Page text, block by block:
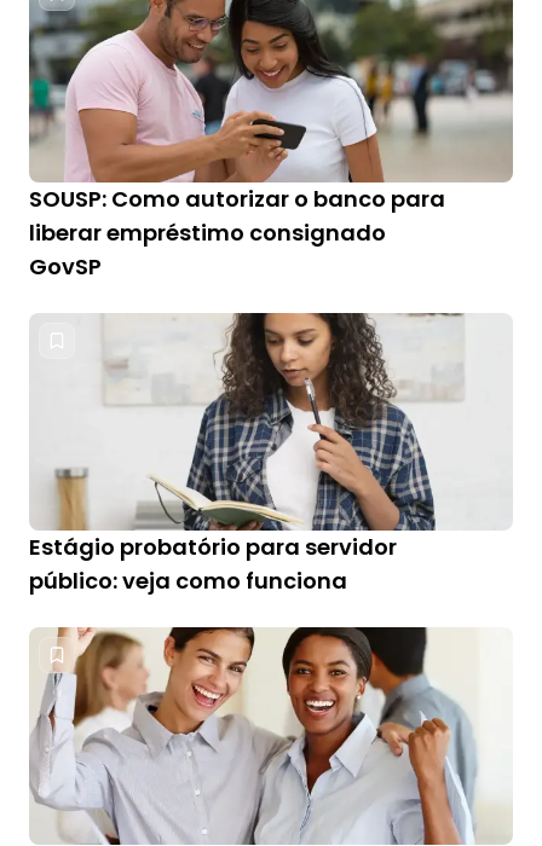
SOUSP: Como autorizar o banco para
liberar empréstimo consignado
GovSP
Estágio probatório para servidor
público: veja como funciona